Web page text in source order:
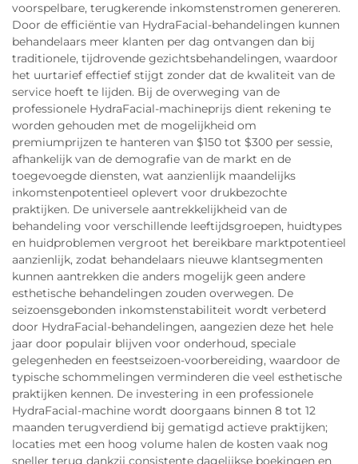
voorspelbare, terugkerende inkomstenstromen genereren.
Door de efficiëntie van HydraFacial-behandelingen kunnen
behandelaars meer klanten per dag ontvangen dan bij
traditionele, tijdrovende gezichtsbehandelingen, waardoor
het uurtarief effectief stijgt zonder dat de kwaliteit van de
service hoeft te lijden. Bij de overweging van de
professionele HydraFacial-machineprijs dient rekening te
worden gehouden met de mogelijkheid om
premiumprijzen te hanteren van $150 tot $300 per sessie,
afhankelijk van de demografie van de markt en de
toegevoegde diensten, wat aanzienlijk maandelijks
inkomstenpotentieel oplevert voor drukbezochte
praktijken. De universele aantrekkelijkheid van de
behandeling voor verschillende leeftijdsgroepen, huidtypes
en huidproblemen vergroot het bereikbare marktpotentieel
aanzienlijk, zodat behandelaars nieuwe klantsegmenten
kunnen aantrekken die anders mogelijk geen andere
esthetische behandelingen zouden overwegen. De
seizoensgebonden inkomstenstabiliteit wordt verbeterd
door HydraFacial-behandelingen, aangezien deze het hele
jaar door populair blijven voor onderhoud, speciale
gelegenheden en feestseizoen-voorbereiding, waardoor de
typische schommelingen verminderen die veel esthetische
praktijken kennen. De investering in een professionele
HydraFacial-machine wordt doorgaans binnen 8 tot 12
maanden terugverdiend bij gematigd actieve praktijken;
locaties met een hoog volume halen de kosten vaak nog
sneller terug dankzij consistente dagelijkse boekingen en